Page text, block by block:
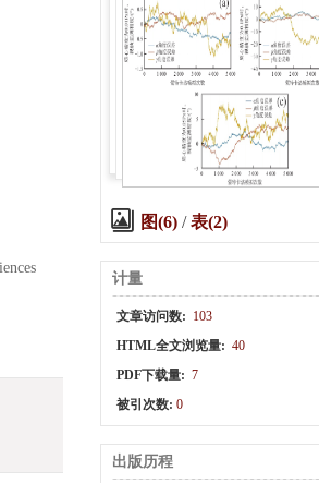
图(6)/表(2)
计量
文章访问数: 103
HTML全文浏览量: 40
PDF下载量: 7
被引次数: 0
出版历程